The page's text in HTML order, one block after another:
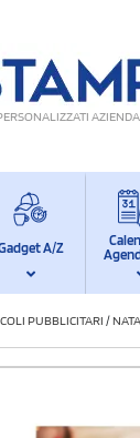
A/Z
PUBBLICITARI /